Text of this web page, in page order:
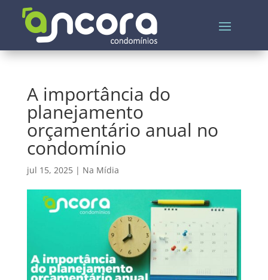
A importância do
planejamento
orçamentário anual no
condomínio
jul 15, 2025| Na Mídia